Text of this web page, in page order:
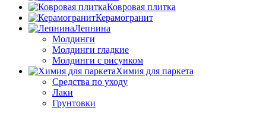
Ковровая плитка
Керамогранит
Лепнина
Молдинги
Молдинги гладкие
Молдинги с рисунком
Химия для паркета
Средства по уходу
Лаки
Грунтовки